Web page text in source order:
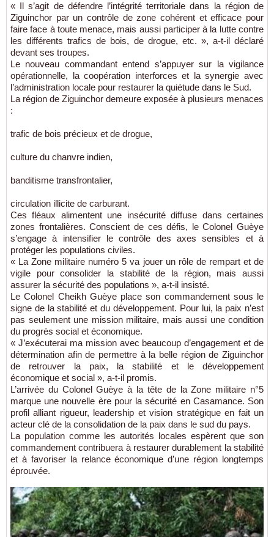
« Il s’agit de défendre l’intégrité territoriale dans la région de
Ziguinchor par un contrôle de zone cohérent et efficace pour
faire face à toute menace, mais aussi participer à la lutte contre
les différents trafics de bois, de drogue, etc. », a-t-il déclaré
devant ses troupes.
Le nouveau commandant entend s’appuyer sur la vigilance
opérationnelle, la coopération interforces et la synergie avec
l’administration locale pour restaurer la quiétude dans le Sud.
La région de Ziguinchor demeure exposée à plusieurs menaces
:
trafic de bois précieux et de drogue,
culture du chanvre indien,
banditisme transfrontalier,
circulation illicite de carburant.
Ces fléaux alimentent une insécurité diffuse dans certaines
zones frontalières. Conscient de ces défis, le Colonel Guèye
s’engage à intensifier le contrôle des axes sensibles et à
protéger les populations civiles.
« La Zone militaire numéro 5 va jouer un rôle de rempart et de
vigile pour consolider la stabilité de la région, mais aussi
assurer la sécurité des populations », a-t-il insisté.
Le Colonel Cheikh Guèye place son commandement sous le
signe de la stabilité et du développement. Pour lui, la paix n’est
pas seulement une mission militaire, mais aussi une condition
du progrès social et économique.
« J’exécuterai ma mission avec beaucoup d’engagement et de
détermination afin de permettre à la belle région de Ziguinchor
de retrouver la paix, la stabilité et le développement
économique et social », a-t-il promis.
L’arrivée du Colonel Guèye à la tête de la Zone militaire n°5
marque une nouvelle ère pour la sécurité en Casamance. Son
profil alliant rigueur, leadership et vision stratégique en fait un
acteur clé de la consolidation de la paix dans le sud du pays.
La population comme les autorités locales espèrent que son
commandement contribuera à restaurer durablement la stabilité
et à favoriser la relance économique d’une région longtemps
éprouvée.